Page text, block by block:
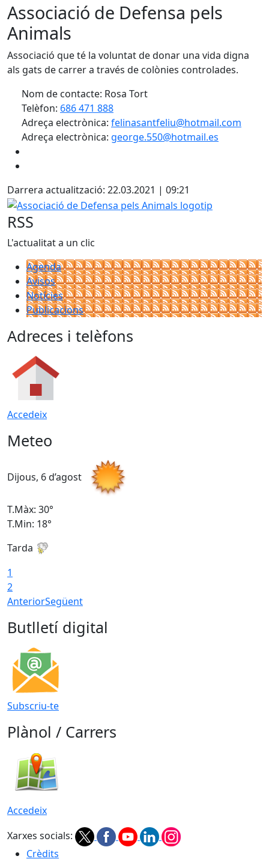
Associació de Defensa pels
Animals
Associació que té la voluntat de donar una vida digna
als gats de carrer a través de colònies controlades.
Nom de contacte: Rosa Tort
Telèfon: 686 471 888
Adreça electrònica: felinasantfeliu@hotmail.com
Adreça electrònica: george.550@hotmail.es
Darrera actualització: 22.03.2021 | 09:21
Associació de Defensa pels Animals logotip
RSS
L'actualitat a un clic
Agenda
Avisos
Notícies
Publicacions
Adreces i telèfons
Accedeix
Meteo
Dijous, 6 d’agost
T.Màx: 30°
T.Min: 18°
Tarda
1
2
AnteriorSegüent
Butlletí digital
Subscriu-te
Plànol / Carrers
Accedeix
Xarxes socials:
Crèdits